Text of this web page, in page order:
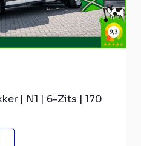
| N1 | 6-Zits | 170